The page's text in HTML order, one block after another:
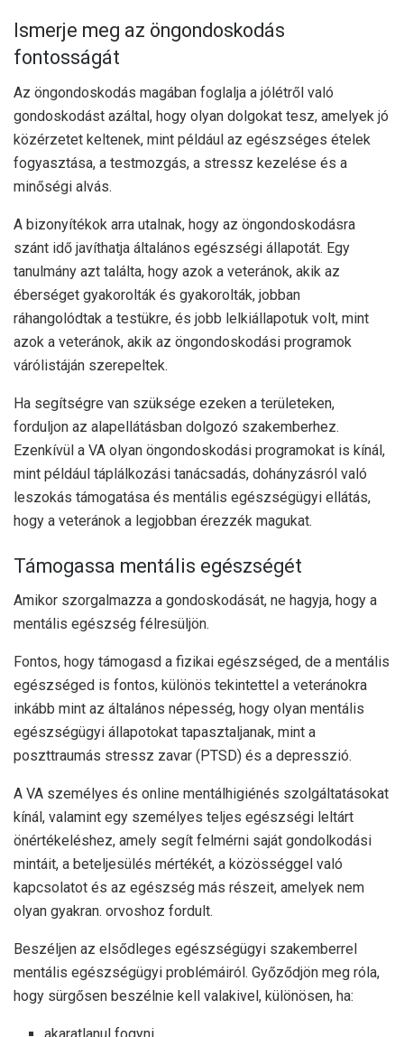
Ismerje meg az öngondoskodás
fontosságát
Az öngondoskodás magában foglalja a jólétről való
gondoskodást azáltal, hogy olyan dolgokat tesz, amelyek jó
közérzetet keltenek, mint például az egészséges ételek
fogyasztása, a testmozgás, a stressz kezelése és a
minőségi alvás.
A bizonyítékok arra utalnak, hogy az öngondoskodásra
szánt idő javíthatja általános egészségi állapotát. Egy
tanulmány azt találta, hogy azok a veteránok, akik az
éberséget gyakorolták és gyakorolták, jobban
ráhangolódtak a testükre, és jobb lelkiállapotuk volt, mint
azok a veteránok, akik az öngondoskodási programok
várólistáján szerepeltek.
Ha segítségre van szüksége ezeken a területeken,
forduljon az alapellátásban dolgozó szakemberhez.
Ezenkívül a VA olyan öngondoskodási programokat is kínál,
mint például táplálkozási tanácsadás, dohányzásról való
leszokás támogatása és mentális egészségügyi ellátás,
hogy a veteránok a legjobban érezzék magukat.
Támogassa mentális egészségét
Amikor szorgalmazza a gondoskodását, ne hagyja, hogy a
mentális egészség félresüljön.
Fontos, hogy támogasd a fizikai egészséged, de a mentális
egészséged is fontos, különös tekintettel a veteránokra
inkább mint az általános népesség, hogy olyan mentális
egészségügyi állapotokat tapasztaljanak, mint a
poszttraumás stressz zavar (PTSD) és a depresszió.
A VA személyes és online mentálhigiénés szolgáltatásokat
kínál, valamint egy személyes teljes egészségi leltárt
önértékeléshez, amely segít felmérni saját gondolkodási
mintáit, a beteljesülés mértékét, a közösséggel való
kapcsolatot és az egészség más részeit, amelyek nem
olyan gyakran. orvoshoz fordult.
Beszéljen az elsődleges egészségügyi szakemberrel
mentális egészségügyi problémáiról. Győződjön meg róla,
hogy sürgősen beszélnie kell valakivel, különösen, ha: